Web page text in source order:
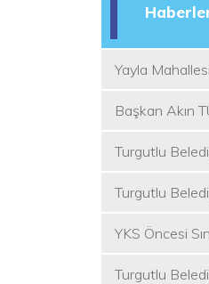
Yayla
Başkan Akın
Turgutlu
Mesai
Turgutlu
YKS Öncesi
Turgutlu